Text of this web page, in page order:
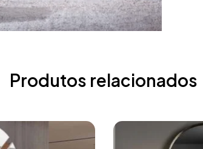
Produtos relacionados